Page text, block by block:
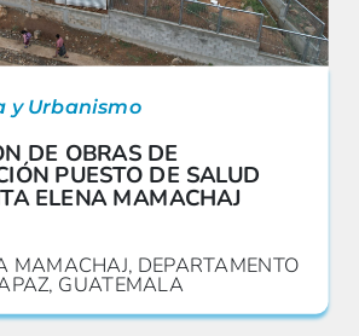
y Urbanismo
DE OBRAS DE
PUESTO DE SALUD
ELENA MAMACHAJ
MAMACHAJ, DEPARTAMENTO
GUATEMALA